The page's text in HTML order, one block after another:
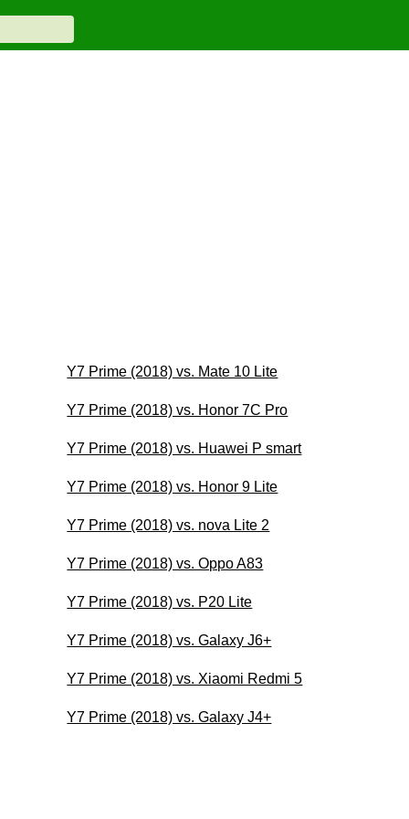
Y7 Prime (2018) vs. Mate 10 Lite
Y7 Prime (2018) vs. Honor 7C Pro
Y7 Prime (2018) vs. Huawei P smart
Y7 Prime (2018) vs. Honor 9 Lite
Y7 Prime (2018) vs. nova Lite 2
Y7 Prime (2018) vs. Oppo A83
Y7 Prime (2018) vs. P20 Lite
Y7 Prime (2018) vs. Galaxy J6+
Y7 Prime (2018) vs. Xiaomi Redmi 5
Y7 Prime (2018) vs. Galaxy J4+